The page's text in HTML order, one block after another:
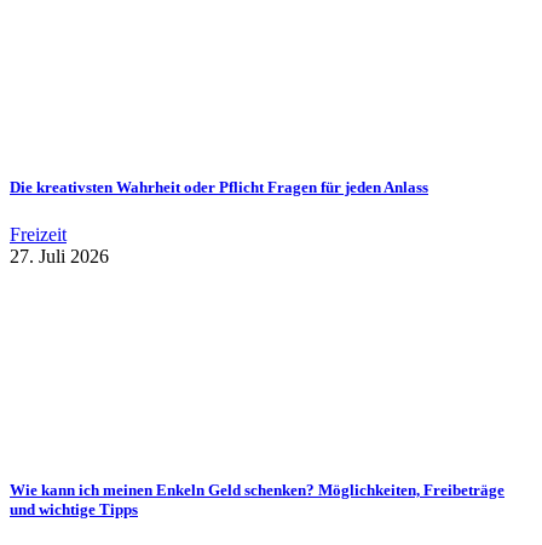
Die kreativsten Wahrheit oder Pflicht Fragen für jeden Anlass
Freizeit
27. Juli 2026
Wie kann ich meinen Enkeln Geld schenken? Möglichkeiten, Freibeträge
und wichtige Tipps